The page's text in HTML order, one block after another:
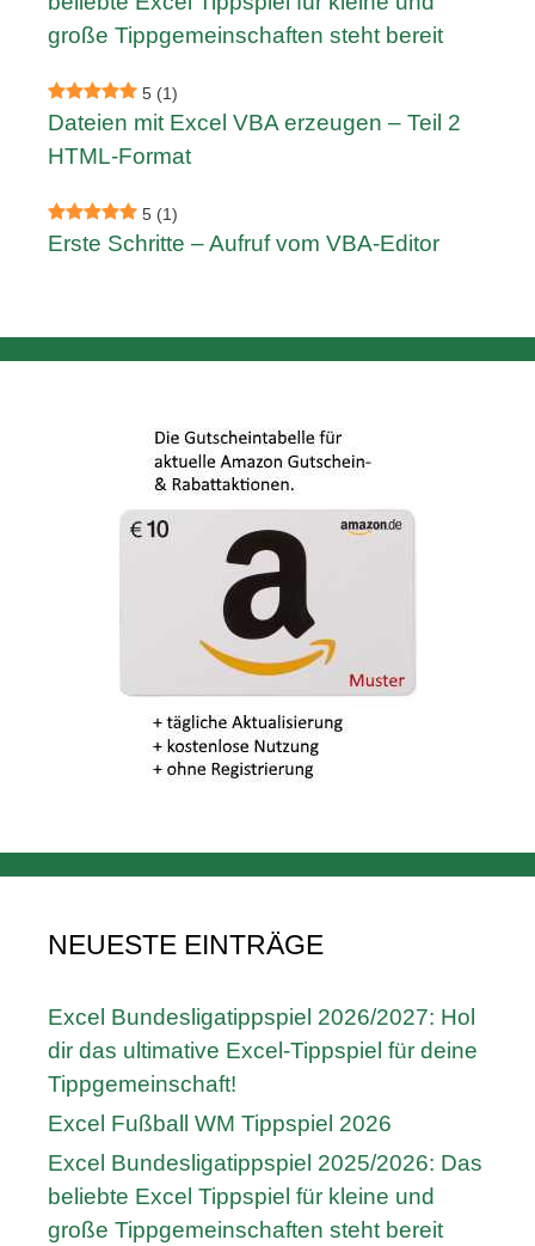
große Tippgemeinschaften steht bereit
5 (1)
Dateien mit Excel VBA erzeugen – Teil 2
HTML-Format
5 (1)
Erste Schritte – Aufruf vom VBA-Editor
NEUESTE EINTRÄGE
Excel Bundesligatippspiel 2026/2027: Hol
dir das ultimative Excel-Tippspiel für deine
Tippgemeinschaft!
Excel Fußball WM Tippspiel 2026
Excel Bundesligatippspiel 2025/2026: Das
beliebte Excel Tippspiel für kleine und
große Tippgemeinschaften steht bereit